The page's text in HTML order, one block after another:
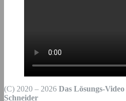
(C) 2020 – 2026 Das Lösungs-Video
Schneider